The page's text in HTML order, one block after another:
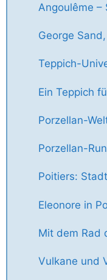
Angoulême –
George
Teppich-
Ein Teppich
Porzellan-
Porzellan-
Poitiers:
Eleonore in
Mit dem Rad
Vulkane und